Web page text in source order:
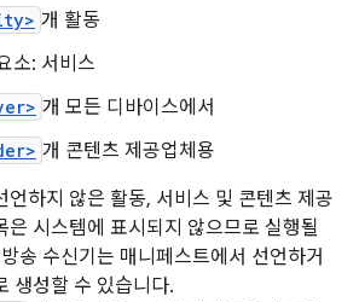
개 활동
소: 서비스
개 모든 디바이스에서
개 콘텐츠 제공업체용
언하지 않은 활동, 서비스 및 콘텐츠 제공
은 시스템에 표시되지 않으므로 실행될
송 수신기는 매니페스트에서 선언하거
생성할 수 있습니다.